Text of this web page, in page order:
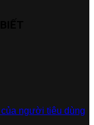
người tiêu dùng